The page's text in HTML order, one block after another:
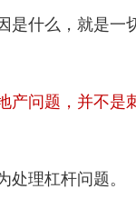
是什么，就是一
产问题，并不是
处理杠杆问题。